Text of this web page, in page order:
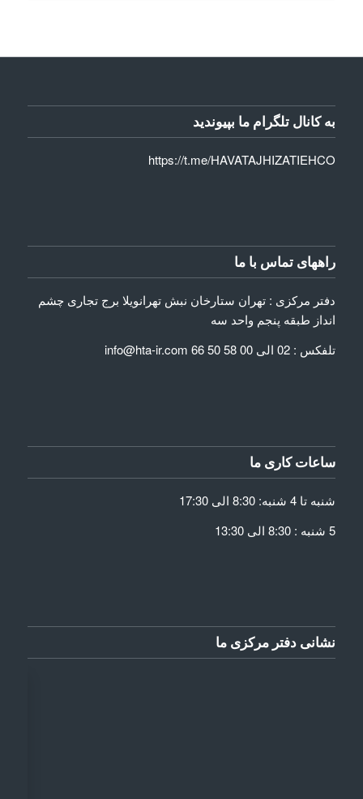
به کانال تلگرام ما بپیوندید
https://t.me/HAVATAJHIZATIEHCO
راههای تماس با ما
دفتر مرکزی : تهران ستارخان نبش تهرانویلا برج تجاری چشم
انداز طبقه پنجم واحد سه
تلفکس : 02 الی 00 58 50 66 info@hta-ir.com
ساعات کاری ما
شنبه تا 4 شنبه: 8:30 الی 17:30
5 شنبه : 8:30 الی 13:30
نشانی دفتر مرکزی ما